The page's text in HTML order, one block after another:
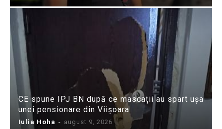
CE spune IPJ BN după ce mascații au spart ușa
unei pensionare din Viișoara
Iulia Hoha - august 9, 2026